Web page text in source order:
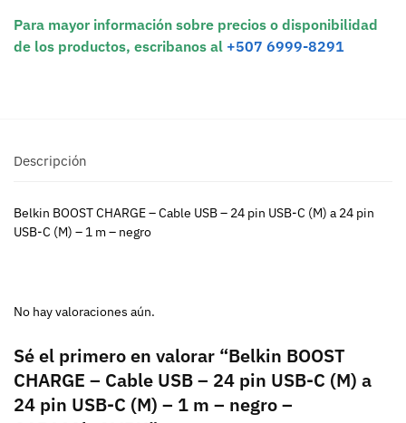
Para mayor información sobre precios o disponibilidad
de los productos, escribanos al +507 6999-8291
Descripción
Belkin BOOST CHARGE – Cable USB – 24 pin USB-C (M) a 24 pin
USB-C (M) – 1 m – negro
No hay valoraciones aún.
Sé el primero en valorar “Belkin BOOST
CHARGE – Cable USB – 24 pin USB-C (M) a
24 pin USB-C (M) – 1 m – negro –